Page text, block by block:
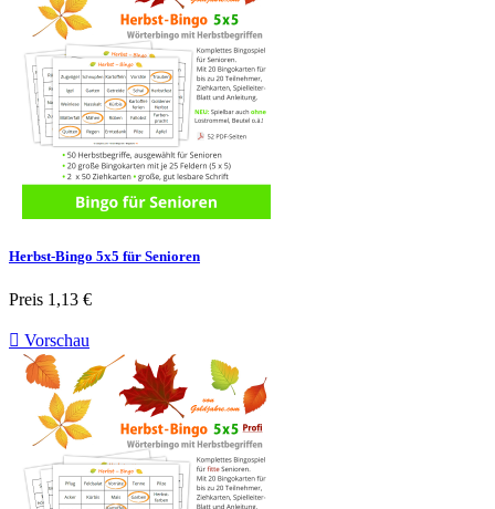
Herbst-Bingo 5x5 für Senioren
Preis 1,13 €
 Vorschau